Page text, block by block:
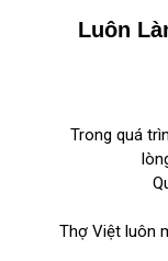
Luôn
Trong quá
Thợ Việt luôn